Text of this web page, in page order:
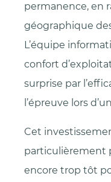
permanence, en
géographique
L’équipe
confort
surprise par
l’épreuve lors
Cet
particulièrement
encore trop tôt